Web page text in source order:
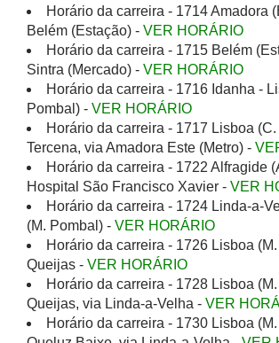
Horário da carreira - 1714 Amadora
Belém (Estação) - VER HORÁRIO
Horário da carreira - 1715 Belém
Sintra (Mercado) - VER HORÁRIO
Horário da carreira - 1716 Idanha -
Pombal) - VER HORÁRIO
Horário da carreira - 1717 Lisboa
Tercena, via Amadora Este (Metro) -
Horário da carreira - 1722 Alfragide
Hospital São Francisco Xavier - VER
Horário da carreira - 1724 Linda-a-
(M. Pombal) - VER HORÁRIO
Horário da carreira - 1726 Lisboa
Queijas - VER HORÁRIO
Horário da carreira - 1728 Lisboa
Queijas, via Linda-a-Velha - VER
Horário da carreira - 1730 Lisboa